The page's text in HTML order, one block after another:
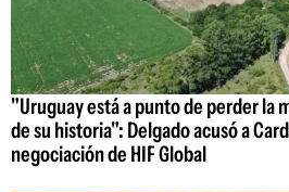
"Uruguay está a punto de perder la
de su historia": Delgado acusó a
negociación de HIF Global